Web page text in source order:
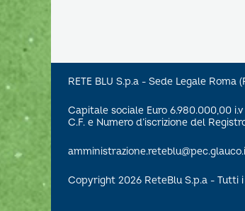
RETE BLU S.p.a - Sede Legale Roma
Capitale sociale Euro 6.980.000,00 i.v
C.F. e Numero d’iscrizione del
Copyright 2026 ReteBlu S.p.a - Tutti